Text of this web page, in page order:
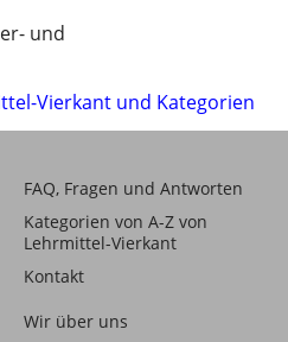
und
Vierkant und Kategorien
FAQ, Fragen und Antworten
Kategorien von A-Z von
Lehrmittel-Vierkant
Kontakt
Wir über uns